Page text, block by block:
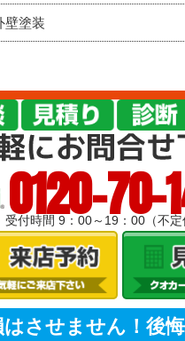
壁塗装
0120-70-
受付時間 9：00～19：00（不定
はさせません！後